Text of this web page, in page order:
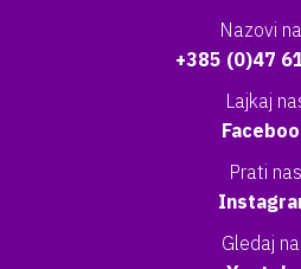
Nazovi
+385 (0)47
Lajkaj
Prati nas
Gledaj